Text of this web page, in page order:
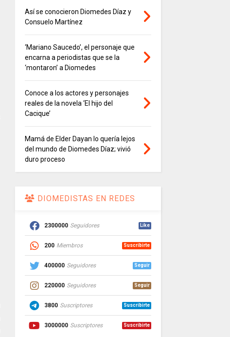
Así se conocieron Diomedes Díaz y
Consuelo Martínez
‘Mariano Saucedo’, el personaje que
encarna a periodistas que se la
‘montaron’ a Diomedes
Conoce a los actores y personajes
reales de la novela ‘El hijo del
Cacique’
Mamá de Elder Dayan lo quería lejos
del mundo de Diomedes Díaz; vivió
duro proceso
DIOMEDISTAS EN REDES
2300000 Seguidores Like
200 Miembros Suscribirte
400000 Seguidores Seguir
220000 Seguidores Seguir
3800 Suscriptores Suscribirte
3000000 Suscriptores Suscribirte